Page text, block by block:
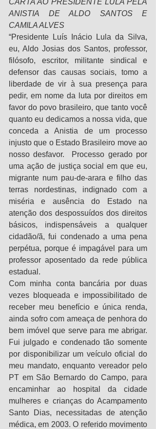
ANISTIA DE ALDO SANTOS E
CAMILA ALVES
“Presidente Luís Inácio Lula da Silva,
eu, Aldo Josias dos Santos, professor,
filósofo, escritor, militante sindical e
defensor das causas sociais, tomo a
liberdade de vir à sua presença para
pedir, em nome da luta por direitos em
favor do povo brasileiro, que tanto você
quanto eu dedicamos a nossa vida, que
conceda a Anistia de um processo
injusto que o Estado Brasileiro move ao
nosso desfavor.  Processo gerado por
uma ação de justiça social em que eu,
migrante num pau-de-arara e filho das
terras nordestinas, indignado com a
miséria e ausência do Estado na
atenção dos despossuídos dos direitos
básicos, indispensáveis a qualquer
cidadão/ã, fui condenado a uma pena
perpétua, porque é impagável para um
professor aposentado da rede pública
estadual.
Com minha conta bancária por duas
vezes bloqueada e impossibilitado de
receber meu benefício e única renda,
ainda sofro com ameaça de penhora do
bem imóvel que serve para me abrigar.
Fui julgado e condenado tão somente
por disponibilizar um veículo oficial do
meu mandato, enquanto vereador pelo
PT em São Bernardo do Campo, para
encaminhar ao hospital da cidade
mulheres e crianças do Acampamento
Santo Dias, necessitadas de atenção
médica, em 2003. O referido movimento